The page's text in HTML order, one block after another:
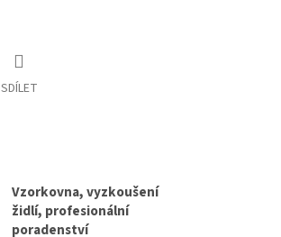
SDÍLET
Vzorkovna, vyzkoušení
židlí, profesionální
poradenství